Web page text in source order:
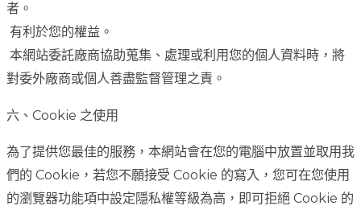
者。
有利於您的權益。
本網站委託廠商協助蒐集、處理或利用您的個人資料時，將
對委外廠商或個人善盡監督管理之責。
六、Cookie 之使用
為了提供您最佳的服務，本網站會在您的電腦中放置並取用我
們的 Cookie，若您不願接受 Cookie 的寫入，您可在您使用
的瀏覽器功能項中設定隱私權等級為高，即可拒絕 Cookie 的